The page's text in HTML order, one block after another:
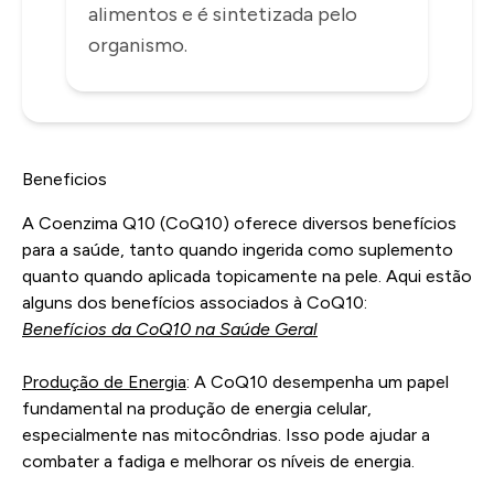
alimentos e é sintetizada pelo
organismo.
Beneficios
A Coenzima Q10 (CoQ10) oferece diversos benefícios
para a saúde, tanto quando ingerida como suplemento
quanto quando aplicada topicamente na pele. Aqui estão
alguns dos benefícios associados à CoQ10:
Benefícios da CoQ10 na Saúde Geral
Produção de Energia: A CoQ10 desempenha um papel
fundamental na produção de energia celular,
especialmente nas mitocôndrias. Isso pode ajudar a
combater a fadiga e melhorar os níveis de energia.